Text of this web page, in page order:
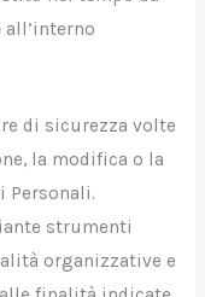
di sicurezza volte
la modifica o la
Personali.
strumenti
organizzative e